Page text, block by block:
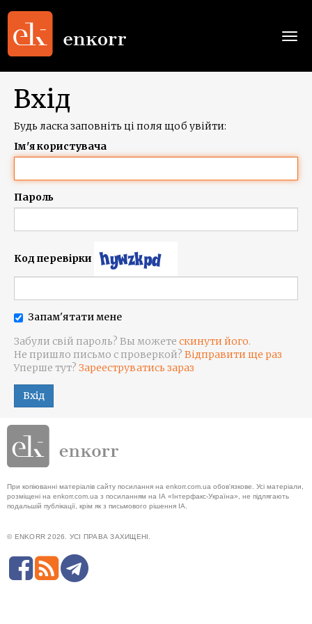
Вхід
Будь ласка заповніть ці поля щоб увійти:
Ім'я користувача
Пароль
Код перевірки
Запам'ятати мене
Забули свій пароль? Вы можете скинути його.
Не пришло письмо с проверкой? Відправити ще раз
Уперше тут? Зарееструватись зараз
Вхід
При копіюванні матеріалів сайту посилання на enkorr.com.ua обов'язкове. Усі матеріали,
розміщені на enkorr.com.ua з посиланням на ІА «Інтерфакс-Україна», не підлягають
подальшій публікації, крім як з письмового рішення ІА.
© ENKORR 2026. УСІ ПРАВА ЗАХИЩЕНІ.